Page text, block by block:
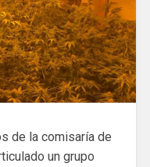
de la comisaría de
un grupo